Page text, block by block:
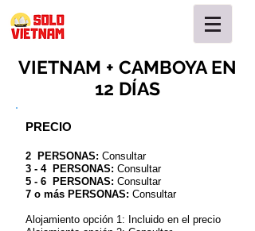
VIETNAM + CAMBOYA EN
12 DÍAS
PRECIO
2 PERSONAS: Consultar
3 - 4 PERSONAS: Consultar
5 - 6
PERSONAS: Consultar
7 o más PERSONAS: Consultar
Alojamiento opción 1: Incluido en el precio